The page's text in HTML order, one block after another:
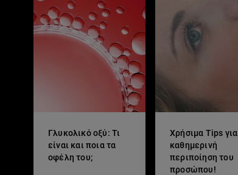
Γλυκολικό οξύ: Τι
είναι και ποια τα
οφέλη του;
Χρήσιμα Tips
καθημερινή
περιποίηση του
προσώπου!